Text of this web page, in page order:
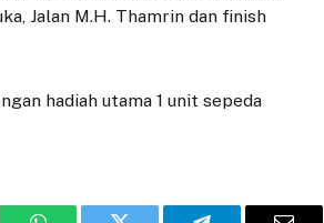
Jalan M.H. Thamrin dan finish
hadiah utama 1 unit sepeda